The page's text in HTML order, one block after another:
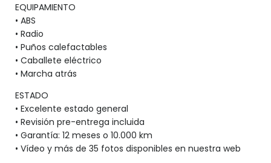
EQUIPAMIENTO
• ABS
• Radio
• Puños calefactables
• Caballete eléctrico
• Marcha atrás
ESTADO
• Excelente estado general
• Revisión pre-entrega incluida
• Garantía: 12 meses o 10.000 km
• Vídeo y más de 35 fotos disponibles en nuestra web